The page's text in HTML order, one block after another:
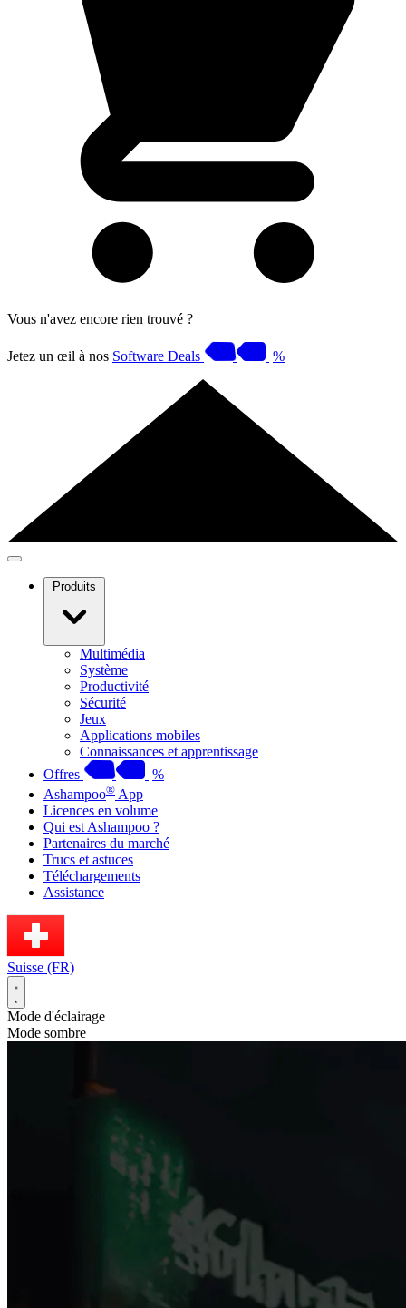
Vous n'avez encore rien trouvé ?
Jetez un œil à nos Software Deals %
Produits
Multimédia
Système
Productivité
Sécurité
Jeux
Applications mobiles
Connaissances et apprentissage
Offres
%
Ashampoo® App
Licences en volume
Qui est Ashampoo ?
Partenaires du marché
Trucs et astuces
Téléchargements
Assistance
Suisse (FR)
Mode d'éclairage
Mode sombre